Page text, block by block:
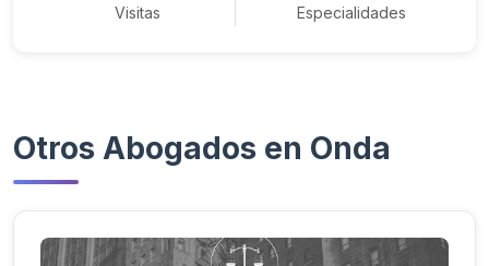
Visitas Especialidades
Otros Abogados en Onda